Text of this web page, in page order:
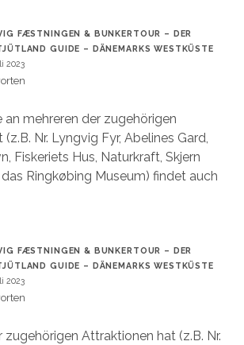
FÆSTNINGEN & BUNKERTOUR – DER
GUIDE – DÄNEMARKS WESTKÜSTE
2023
an mehreren der zugehörigen
Nr. Lyngvig Fyr, Abelines Gard,
Fiskeriets Hus, Naturkraft, Skjern
Ringkøbing Museum) findet auch
FÆSTNINGEN & BUNKERTOUR – DER
GUIDE – DÄNEMARKS WESTKÜSTE
2023
zugehörigen Attraktionen hat (z.B. Nr.